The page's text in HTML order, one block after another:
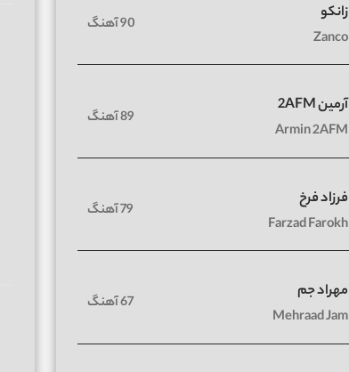
زانکو
Zanco
90 آهنگ
آرمین 2AFM
Armin 2AFM
89 آهنگ
فرزاد فرخ
Farzad Farokh
79 آهنگ
مهراد جم
Mehraad Jam
67 آهنگ